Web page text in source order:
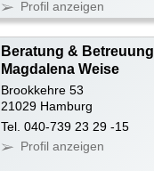
Profil anzeigen
Beratung & Betreuung
Magdalena Weise
Brookkehre 53
21029 Hamburg
Tel. 040-739 23 29 -15
Profil anzeigen